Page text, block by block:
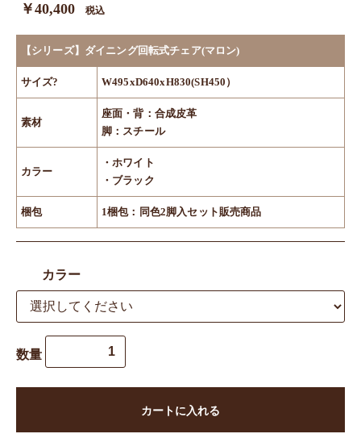
￥40,400 税込
【シリーズ】ダイニング回転式チェア(マロン)
サイズ? W495xD640xH830(SH450）
素材
座面・背：合成皮革
脚：スチール
カラー
・ホワイト
・ブラック
梱包 1梱包：同色2脚入セット販売商品
カラー
数量
カートに入れる